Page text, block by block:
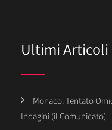
Ultimi Articoli
Monaco: Tentato
Indagini (il Comunicato)